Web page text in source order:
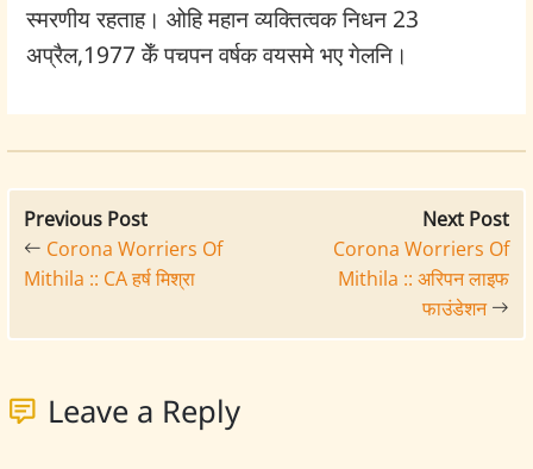
स्मरणीय रहताह। ओहि महान व्यक्तित्वक निधन 23
अप्रैल,1977 केँ पचपन वर्षक वयसमे भए गेलनि।
Previous Post
Corona Worriers Of
Mithila :: CA हर्ष मिश्रा
Next Post
Corona Worriers Of
Mithila :: अरिपन लाइफ
फाउंडेशन
Leave a Reply